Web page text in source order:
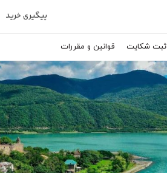
پیگیری خرید
ثبت شکایت قوانین و مقررات